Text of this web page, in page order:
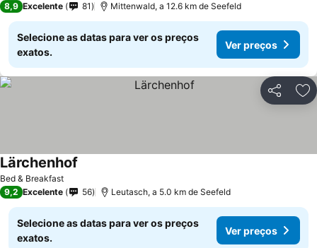
8,9 Excelente 81 Mittenwald, a 12.6 km de Seefeld
Selecione as datas para ver os preços
exatos.
Ver preços
Partilhar
Bed & Breakfast
Lärchenhof
9,2 Excelente 56 Leutasch, a 5.0 km de Seefeld
Selecione as datas para ver os preços
exatos.
Ver preços